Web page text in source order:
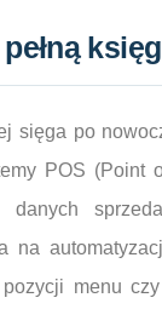
sięga po
POS
na
menu